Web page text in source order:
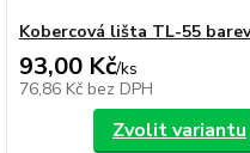
Kobercová lišta TL-55
93,00 Kč/ks
76,86 Kč bez DPH
Zvolit variantu